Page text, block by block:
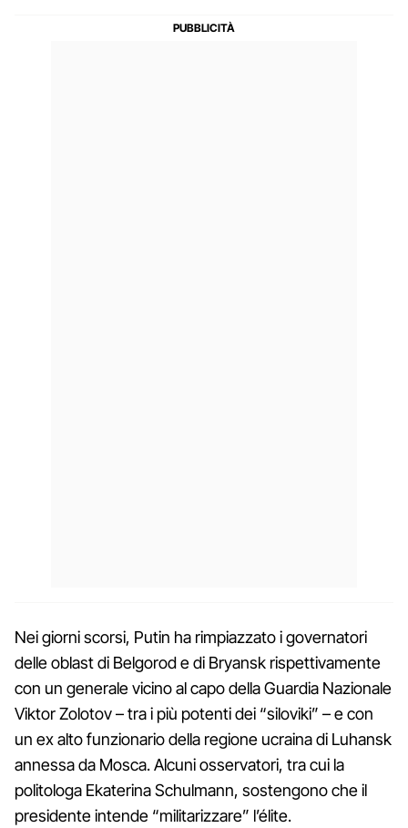
Nei giorni scorsi, Putin ha rimpiazzato i governatori
delle oblast di Belgorod e di Bryansk rispettivamente
con un generale vicino al capo della Guardia Nazionale
Viktor Zolotov – tra i più potenti dei “siloviki” – e con
un ex alto funzionario della regione ucraina di Luhansk
annessa da Mosca. Alcuni osservatori, tra cui la
politologa Ekaterina Schulmann, sostengono che il
presidente intende “militarizzare” l’élite.